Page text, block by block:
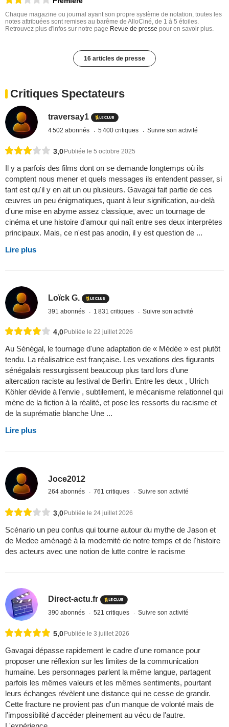
Chaque magazine ou journal ayant son propre système de notation, toutes les
notes attribuées sont remises au barême de AlloCiné, de 1 à 5 étoiles.
Retrouvez plus d'infos sur notre page Revue de presse pour en savoir plus.
16 articles de presse
Critiques Spectateurs
traversay1
4 502 abonnés 5 400 critiques Suivre son activité
3,0 Publiée le 5 octobre 2025
Il y a parfois des films dont on se demande longtemps où ils
comptent nous mener et quels messages ils entendent passer, si
tant est qu'il y en ait un ou plusieurs. Gavagai fait partie de ces
œuvres un peu énigmatiques, quant à leur signification, au-delà
d'une mise en abyme assez classique, avec un tournage de
cinéma et une histoire d'amour qui naît entre ses deux interprètes
principaux. Mais, ce n'est pas anodin, il y est question de ...
Lire plus
Loïck G.
391 abonnés 1 831 critiques Suivre son activité
4,0 Publiée le 22 juillet 2026
Au Sénégal, le tournage d'une adaptation de « Médée » est plutôt
tendu. La réalisatrice est française. Les vexations des figurants
sénégalais ressurgissent beaucoup plus tard lors d’une
altercation raciste au festival de Berlin. Entre les deux , Ulrich
Köhler dévide à l’envie , subtilement, le mécanisme relationnel qui
mène de la fiction à la réalité, et pose les ressorts du racisme et
de la suprématie blanche Une ...
Lire plus
Joce2012
264 abonnés 761 critiques Suivre son activité
3,0Publiée le 24 juillet 2026
Scénario un peu confus qui tourne autour du mythe de Jason et
de Medee aménagé à la modernité de notre temps et de l'histoire
des acteurs avec une notion de lutte contre le racisme
Direct-actu.fr
390 abonnés 521 critiques Suivre son activité
5,0Publiée le 3 juillet 2026
Gavagai dépasse rapidement le cadre d'une romance pour
proposer une réflexion sur les limites de la communication
humaine. Les personnages parlent la même langue, partagent
parfois les mêmes valeurs et les mêmes sentiments, pourtant
leurs échanges révèlent une distance qui ne cesse de grandir.
Cette fracture ne provient pas d'un manque de volonté mais de
l'impossibilité d'accéder pleinement au vécu de l'autre.